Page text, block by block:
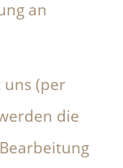
an
(per
die